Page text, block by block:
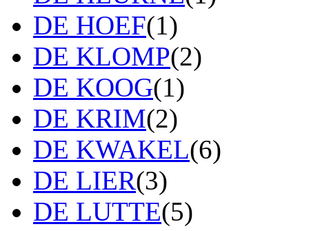
DE HOEF(1)
DE KLOMP(2)
DE KOOG(1)
DE KRIM(2)
DE KWAKEL(6)
DE LIER(3)
DE LUTTE(5)